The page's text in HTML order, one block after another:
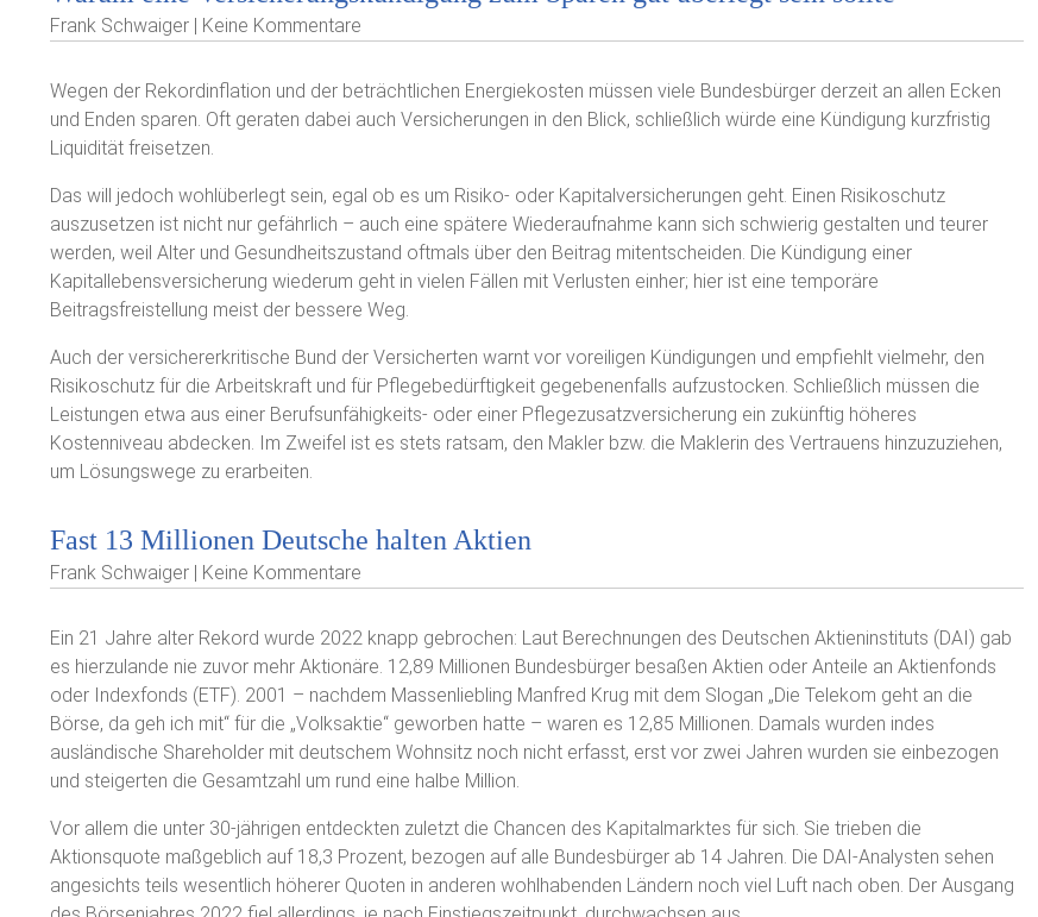
Frank Schwaiger | Keine Kommentare
Wegen der Rekordinflation und der beträchtlichen Energiekosten müssen viele Bundesbürger derzeit an allen Ecken
und Enden sparen. Oft geraten dabei auch Versicherungen in den Blick, schließlich würde eine Kündigung kurzfristig
Liquidität freisetzen.
Das will jedoch wohlüberlegt sein, egal ob es um Risiko- oder Kapitalversicherungen geht. Einen Risikoschutz
auszusetzen ist nicht nur gefährlich – auch eine spätere Wiederaufnahme kann sich schwierig gestalten und teurer
werden, weil Alter und Gesundheitszustand oftmals über den Beitrag mitentscheiden. Die Kündigung einer
Kapitallebensversicherung wiederum geht in vielen Fällen mit Verlusten einher; hier ist eine temporäre
Beitragsfreistellung meist der bessere Weg.
Auch der versichererkritische Bund der Versicherten warnt vor voreiligen Kündigungen und empfiehlt vielmehr, den
Risikoschutz für die Arbeitskraft und für Pflegebedürftigkeit gegebenenfalls aufzustocken. Schließlich müssen die
Leistungen etwa aus einer Berufsunfähigkeits- oder einer Pflegezusatzversicherung ein zukünftig höheres
Kostenniveau abdecken. Im Zweifel ist es stets ratsam, den Makler bzw. die Maklerin des Vertrauens hinzuzuziehen,
um Lösungswege zu erarbeiten.
Fast 13 Millionen Deutsche halten Aktien
Frank Schwaiger | Keine Kommentare
Ein 21 Jahre alter Rekord wurde 2022 knapp gebrochen: Laut Berechnungen des Deutschen Aktieninstituts (DAI) gab
es hierzulande nie zuvor mehr Aktionäre. 12,89 Millionen Bundesbürger besaßen Aktien oder Anteile an Aktienfonds
oder Indexfonds (ETF). 2001 – nachdem Massenliebling Manfred Krug mit dem Slogan „Die Telekom geht an die
Börse, da geh ich mit“ für die „Volksaktie“ geworben hatte – waren es 12,85 Millionen. Damals wurden indes
ausländische Shareholder mit deutschem Wohnsitz noch nicht erfasst, erst vor zwei Jahren wurden sie einbezogen
und steigerten die Gesamtzahl um rund eine halbe Million.
Vor allem die unter 30-jährigen entdeckten zuletzt die Chancen des Kapitalmarktes für sich. Sie trieben die
Aktionsquote maßgeblich auf 18,3 Prozent, bezogen auf alle Bundesbürger ab 14 Jahren. Die DAI-Analysten sehen
angesichts teils wesentlich höherer Quoten in anderen wohlhabenden Ländern noch viel Luft nach oben. Der Ausgang